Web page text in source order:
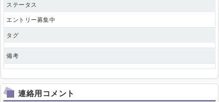
ステータス
エントリー募集中
タグ
備考
連絡用コメント